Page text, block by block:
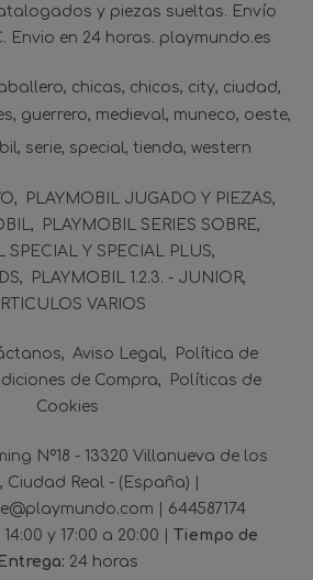
y piezas sueltas. Envío
Envio en 24 horas. playmundo.es
chicas chicos city ciudad
guerrero medieval muneco oeste
serie special tienda western
PLAYMOBIL JUGADO Y PIEZAS
PLAYMOBIL SERIES SOBRE
SPECIAL Y SPECIAL PLUS
PLAYMOBIL 1.2.3. - JUNIOR
VARIOS
Aviso Legal
Política de
de Compra
Políticas de
Cookies
Nº18 - 13320 Villanueva de los
Ciudad Real - (España) |
|
644587174
14:00 y 17:00 a 20:00 | Tiempo de
Entrega: 24 horas